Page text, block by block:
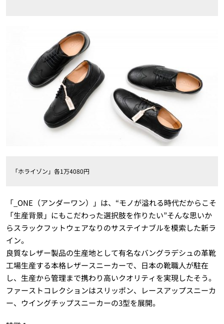
「ホライゾン」各1万4080円
「_ONE（アンダーワン）」は、“モノが溢れる時代だからこそ
「生産背景」にもこだわった選択肢を作りたい”そんな思いか
らスラックフットウェアなりのサステイナブルを模索した新ラ
イン。
良質なレザー製品の生産地として有名なバングラデシュの革靴
工場生産する本格レザースニーカーで、日本の靴職人が駐在
し、生産から管理まで携わり高いクオリティを実現したそう。
ファーストコレクションはスリッポン、レースアップスニーカ
ー、ウイングチップスニーカーの3型を展開。